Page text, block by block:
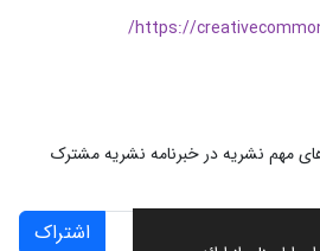
https://
های مهم نشریه در خبرنامه نشریه مشترک
اشتراک